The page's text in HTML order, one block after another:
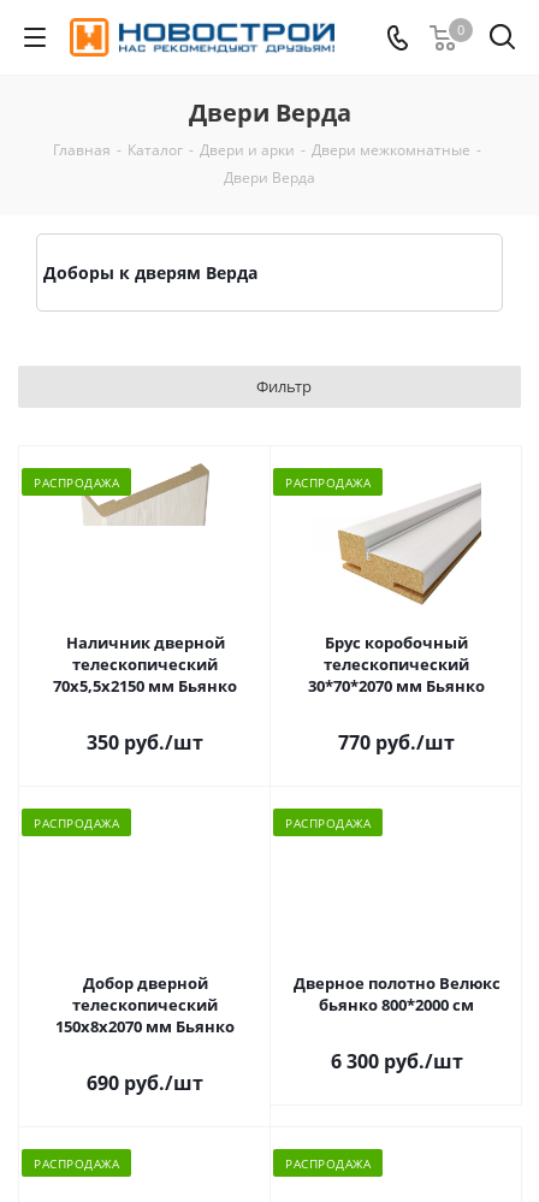
0
Двери Верда
Главная - Каталог - Двери и арки - Двери межкомнатные -
Двери Верда
Доборы к дверям Верда
Фильтр
РАСПРОДАЖА
Наличник дверной
телескопический
70х5,5х2150 мм Бьянко
350 руб./шт
РАСПРОДАЖА
Брус коробочный
телескопический
30*70*2070 мм Бьянко
770 руб./шт
РАСПРОДАЖА
Добор дверной
телескопический
150х8х2070 мм Бьянко
690 руб./шт
РАСПРОДАЖА
Дверное полотно Велюкс
бьянко 800*2000 см
6 300 руб./шт
РАСПРОДАЖА РАСПРОДАЖА